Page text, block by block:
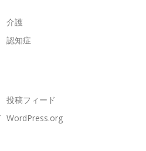
介護
認知症
投稿フィード
WordPress.org